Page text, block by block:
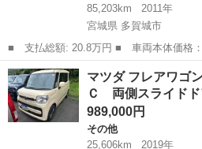
85,203km
2011年
宮城県 多賀城市
■ 支払総額: 20.8万円 ■ 車両本体価格： 170,000 円 ■ メーカー
名： マツダ ■ 車種名： ＡＺワゴン
シャル スマートキーオートエアコンミ
ーＡＢＳエア...
宮城 多賀城市 AZ-ワゴン
マツダ フレアワゴ
Ｃ 両側スライド
989,000円
その他
25,606km
2019年